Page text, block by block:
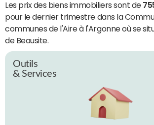
Les prix des biens immobiliers sont de
pour le dernier trimestre dans la
communes de l'Aire à l'Argonne où se
de Beausite.
Outils
& Services